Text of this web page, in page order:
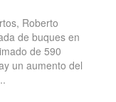
Roberto
de buques en
de 590
un aumento del